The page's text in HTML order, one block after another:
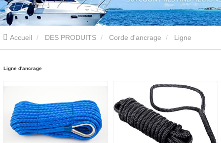
Accueil DES PRODUITS Corde d'ancrage
Ligne d'ancrage